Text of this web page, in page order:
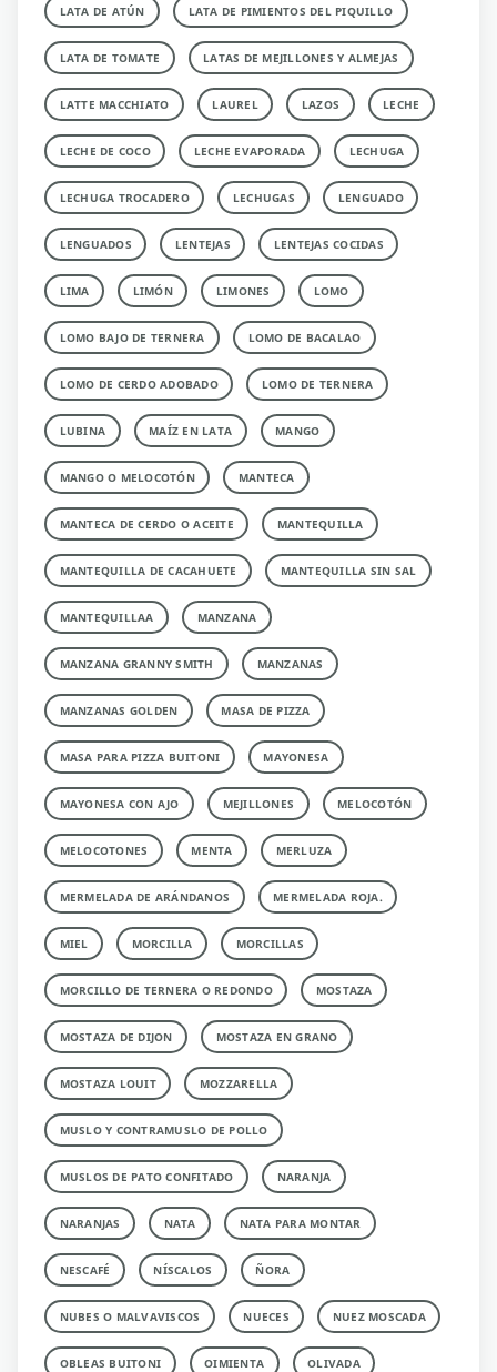
LATA DE ATÚN LATA DE PIMIENTOS DEL PIQUILLO
LATA DE TOMATE LATAS DE MEJILLONES Y ALMEJAS
LATTE MACCHIATO LAUREL LAZOS LECHE
LECHE DE COCO LECHE EVAPORADA LECHUGA
LECHUGA TROCADERO LECHUGAS LENGUADO
LENGUADOS LENTEJAS LENTEJAS COCIDAS
LIMA LIMÓN LIMONES LOMO
LOMO BAJO DE TERNERA LOMO DE BACALAO
LOMO DE CERDO ADOBADO LOMO DE TERNERA
LUBINA MAÍZ EN LATA MANGO
MANGO O MELOCOTÓN MANTECA
MANTECA DE CERDO O ACEITE MANTEQUILLA
MANTEQUILLA DE CACAHUETE MANTEQUILLA SIN SAL
MANTEQUILLAA MANZANA
MANZANA GRANNY SMITH MANZANAS
MANZANAS GOLDEN MASA DE PIZZA
MASA PARA PIZZA BUITONI MAYONESA
MAYONESA CON AJO MEJILLONES MELOCOTÓN
MELOCOTONES MENTA MERLUZA
MERMELADA DE ARÁNDANOS MERMELADA ROJA.
MIEL MORCILLA MORCILLAS
MORCILLO DE TERNERA O REDONDO MOSTAZA
MOSTAZA DE DIJON MOSTAZA EN GRANO
MOSTAZA LOUIT MOZZARELLA
MUSLO Y CONTRAMUSLO DE POLLO
MUSLOS DE PATO CONFITADO NARANJA
NARANJAS NATA NATA PARA MONTAR
NESCAFÉ NÍSCALOS ÑORA
NUBES O MALVAVISCOS NUECES NUEZ MOSCADA
OBLEAS BUITONI OIMIENTA OLIVADA